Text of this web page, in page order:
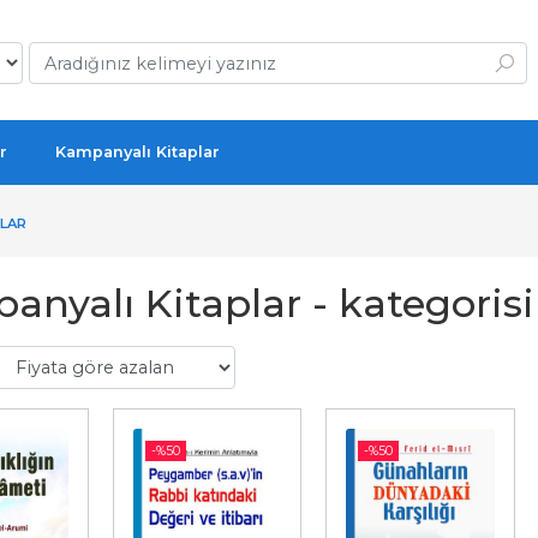
Kampanyalı Kitaplar
Kitaplar -
-%50 -%50